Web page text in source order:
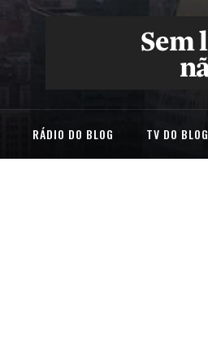
RÁDIO DO BLOG TV DO BLOG